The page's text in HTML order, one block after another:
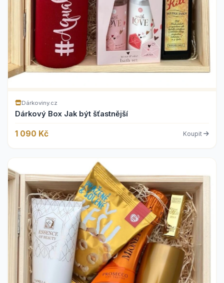
Dárkoviny.cz
Dárkový Box Jak být šťastnější
1 090 Kč Koupit